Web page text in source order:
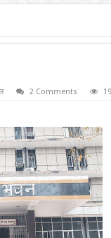
2 Comments